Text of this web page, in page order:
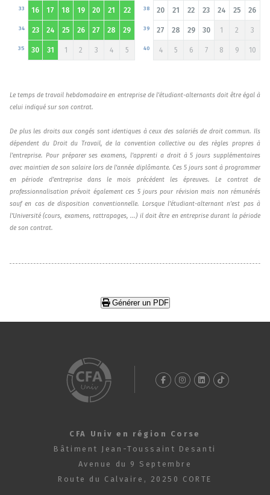
16
33 17 18 19 20 21 22
23
34 24 25 26 27 28 29
30
35 31 1 2 3 4 5
20
38 21 22 23 24 25 26
27
39 28 29 30 1 2 3
4
40 5 6 7 8 9 10
Le temps de travail hebdomadaire en entreprise de l'étudiant-alternants doit être égal à
celui indiqué sur son contrat.
De plus les droits aux congés sont identiques à ceux des salariés de droit commun. Ils
dépendent du Droit du Travail, de la convention collective ou des règles propres à
l’entreprise. Pour préparer ses examens, l’apprenti a droit à 5 jours supplémentaires
avec maintien de son salaire lors de l'année diplômante. Ces 5 jours sont à programmer
en période d’entreprise dans le mois précédent les épreuves. Le contrat de
professionnalisation prévoit également ces 5 jours pour révision mais non rémunérés
sauf en cas de disposition conventionnelle. Lorsque l’étudiant-alternant n’est pas à
l'Université (cours, examens, rattrapages, ...) il doit être en entreprise durant la période
de son contrat.
Générer un PDF
CFA Univ en région Corse
Bâtiment Jean-Toussaint Desanti
Avenue du 9 Septembre
Route du Calvaire, 20250 CORTE